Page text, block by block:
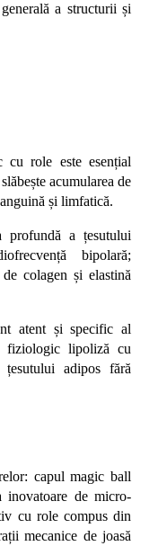
a structurii și
cu role este esențial
acumularea de
și limfatică.
profundă a țesutului
bipolară;
colagen și elastină
atent și specific al
fiziologic lipoliză cu
țesutului adipos fără
capul magic ball
inovatoare de micro-
cu role compus din
mecanice de joasă